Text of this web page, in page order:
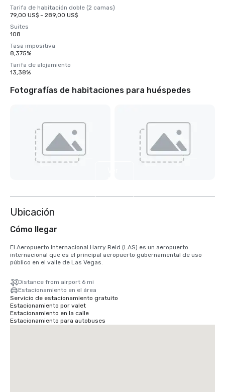
Tarifa de habitación doble (2 camas)
79,00 US$ - 289,00 US$
Suites
108
Tasa impositiva
8,375%
Tarifa de alojamiento
13,38%
Fotografías de habitaciones para huéspedes
Ubicación
Cómo llegar
El Aeropuerto Internacional Harry Reid (LAS) es un aeropuerto
internacional que es el principal aeropuerto gubernamental de uso
público en el valle de Las Vegas.
Distance from airport 6 mi
Estacionamiento en el área
Servicio de estacionamiento gratuito
Estacionamiento por valet
Estacionamiento en la calle
Estacionamiento para autobuses